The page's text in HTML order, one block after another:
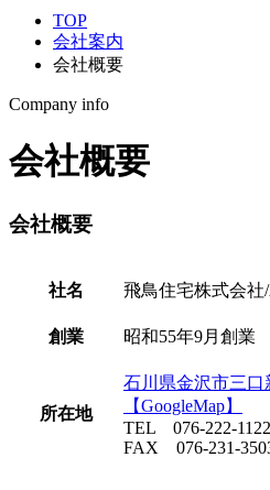
TOP
会社案内
会社概要
Company info
会社概要
会社概要
社名 飛鳥住宅株式会社
創業 昭和55年9月創業
所在地
石川県金沢市三
【GoogleMap】
TEL 076-222-1122
FAX 076-231-